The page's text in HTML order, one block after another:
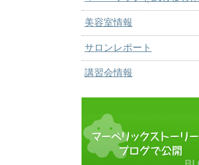
美容室情報
サロンレポート
講習会情報